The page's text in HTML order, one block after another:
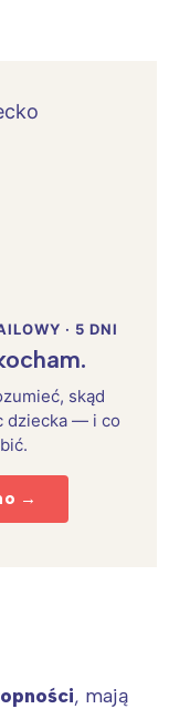
· 5 DNI
skąd
dziecka — i co
→
, mają